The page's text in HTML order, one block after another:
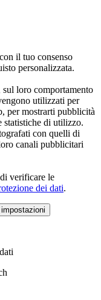
il tuo consenso
personalizzata.
loro comportamento
utilizzati per
per mostrarti pubblicità
statistiche di utilizzo.
con quelli di
canali pubblicitari
verificare le
dei dati.